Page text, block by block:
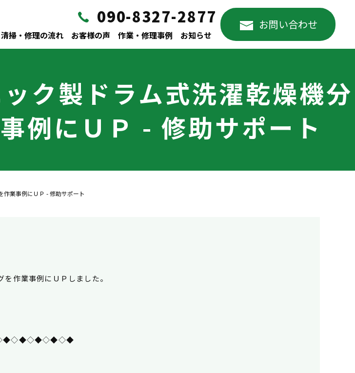
清掃・修理の流れ お客様の声 作業・修理事例 お知らせ
お問い合わせ
090-8327-2877
ク製ドラム式洗濯乾燥機分
例にＵＰ - 修助サポート
業事例にＵＰ - 修助サポート
作業事例にＵＰしました。